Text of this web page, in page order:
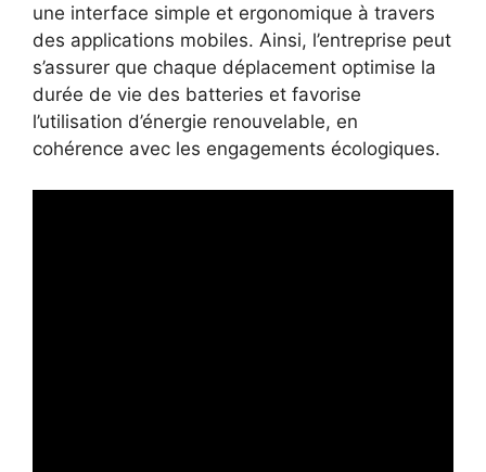
une interface simple et ergonomique à travers
des applications mobiles. Ainsi, l’entreprise peut
s’assurer que chaque déplacement optimise la
durée de vie des batteries et favorise
l’utilisation d’énergie renouvelable, en
cohérence avec les engagements écologiques.